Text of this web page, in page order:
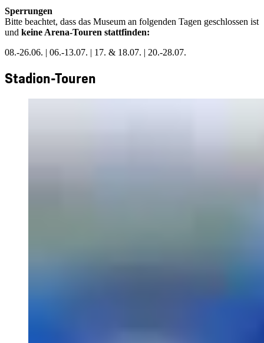
Sperrungen
Bitte beachtet, dass das Museum an folgenden Tagen geschlossen ist
und keine Arena-Touren stattfinden:
08.-26.06. | 06.-13.07. | 17. & 18.07. | 20.-28.07.
Stadion-Touren